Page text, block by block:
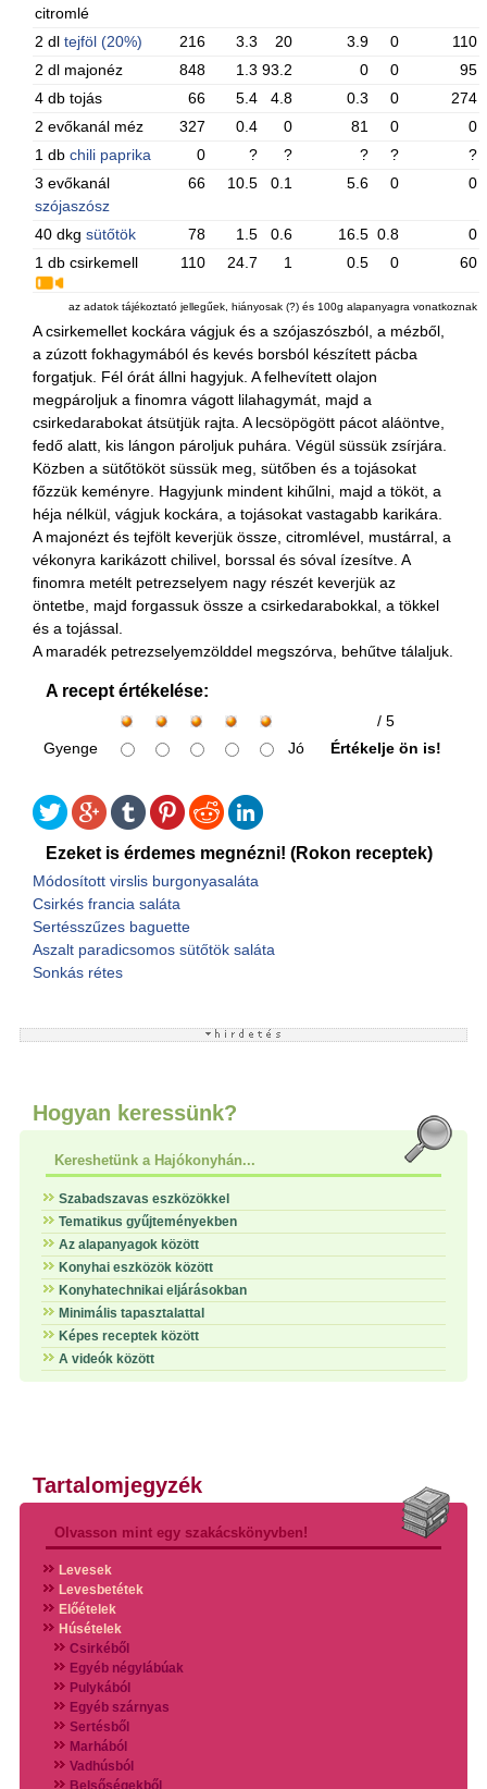
citromlé
2 dltejföl (20%) 216 3.3 20 3.9 0
110
2 dl majonéz
848 1.3 93.2 0 0
95
4 db tojás
66 5.4 4.8 0.3 0
274
2 evőkanál méz
327 0.4 0 81 0
0
1 dbchili paprika 0 ? ? ? ?
?
3 evőkanál
szójaszósz
66 10.5 0.1 5.6 0 0
40 dkgsütőtök 78 1.5 0.6 16.5 0.8
0
1 db csirkemell
110 24.7 1 0.5 0 60
az adatok tájékoztató jellegűek, hiányosak (?) és 100g alapanyagra vonatkoznak
A csirkemellet kockára vágjuk és a szójaszószból, a mézből,
a zúzott fokhagymából és kevés borsból készített pácba
forgatjuk. Fél órát állni hagyjuk. A felhevített olajon
megpároljuk a finomra vágott lilahagymát, majd a
csirkedarabokat átsütjük rajta. A lecsöpögött pácot aláöntve,
fedő alatt, kis lángon pároljuk puhára. Végül süssük zsírjára.
Közben a sütőtököt süssük meg, sütőben és a tojásokat
főzzük keményre. Hagyjunk mindent kihűlni, majd a tököt, a
héja nélkül, vágjuk kockára, a tojásokat vastagabb karikára.
A majonézt és tejfölt keverjük össze, citromlével, mustárral, a
vékonyra karikázott chilivel, borssal és sóval ízesítve. A
finomra metélt petrezselyem nagy részét keverjük az
öntetbe, majd forgassuk össze a csirkedarabokkal, a tökkel
és a tojással.
A maradék petrezselyemzölddel megszórva, behűtve tálaljuk.
A recept értékelése:
/ 5
Gyenge
Jó Értékelje ön is!
Ezeket is érdemes megnézni! (Rokon receptek)
Módosított virslis burgonyasaláta
Csirkés francia saláta
Sertésszűzes baguette
Aszalt paradicsomos sütőtök saláta
Sonkás rétes
Hogyan keressünk?
Kereshetünk a Hajókonyhán...
Szabadszavas eszközökkel
Tematikus gyűjteményekben
Az alapanyagok között
Konyhai eszközök között
Konyhatechnikai eljárásokban
Minimális tapasztalattal
Képes receptek között
A videók között
Tartalomjegyzék
Olvasson mint egy szakácskönyvben!
Levesek
Levesbetétek
Előételek
Húsételek
Csirkéből
Egyéb négylábúak
Pulykából
Egyéb szárnyas
Sertésből
Marhából
Vadhúsból
Belsőségekből